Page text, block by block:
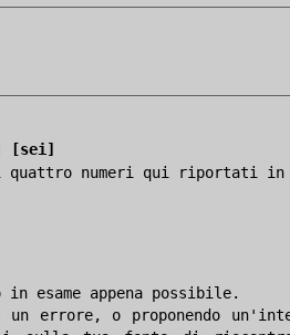
[sei]
numeri qui riportati in
esame appena possibile.
un errore, o proponendo